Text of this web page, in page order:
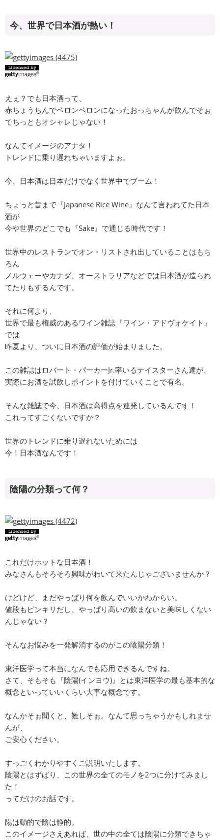
今、世界で日本酒が熱い！
えぇ？でも日本酒って、
赤ちょうちんでベロンベロンになったおっちゃんが飲んでそぉ
でちっともオシャレじゃない！
なんてイメージのアナタ！
トレンドに乗り遅れちゃいますよぉ。
今、日本酒は日本だけでなく世界中でブーム！
ちょっと昔まで『Japanese Rice Wine』なんて言われてた日本
酒が
今や世界のどこでも『Sake』で通じる時代です！
世界中のレストランでオン・リストされ出していることはもち
ろん
ノルウェーやカナダ、オーストラリアなどでは日本酒が造られ
てたりもするんです。
それに何より、
世界で最も権威のあるワイン雑誌『ワイン・アドヴォケイト』
では
昨夏より、ついに日本酒の評価が始まりました。
この雑誌はロバート・パーカーJr.率いるテイスターさん達が、
実際にお酒を試飲しポイントを付けていくことで有名。
そんな雑誌で今、日本酒は高得点を連発しているんです！
これってすごくないですか？
世界のトレンドに乗り遅れないためには
今！日本酒なんです！
陰陽の分類って何？
これだけホットな日本酒！
みなさんもそろそろ興味がわいて来たんじゃございませんか？
けどけど、まだやっぱり何を飲んでいいかわからい。
値段もピンキリだし、やっぱり高いの飲まないと美味しくない
んじゃない？
そんなお悩みを一発解消するのがこの陰陽分類！
東洋医学って本当になんでも応用できるんですね。
さて、そもそも『陰陽(インヨウ)』とは東洋医学の最も基本的な
概念といっていいくらい大事な概念です。
なんかそぉ聞くと、難しそぉ。なんて思っちゃうかもしれませ
んが、
ご安心ください。
すっごくわかりやすくご説明いたします。
陰陽とはずばり、この世界の全てのモノを2つに分けてみまし
た！
ってだけのお話です。
陽は動的で陰は静的。
このイメージさえあれば、世の中の全ては陰陽に分類できちゃ